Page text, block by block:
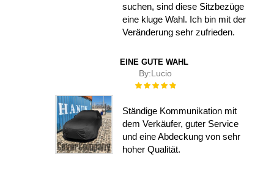
suchen, sind diese Sitzbezüge
eine kluge Wahl. Ich bin mit der
Veränderung sehr zufrieden.
EINE GUTE WAHL
By:Lucio
Rating:
Ständige Kommunikation mit
dem Verkäufer, guter Service
und eine Abdeckung von sehr
hoher Qualität.